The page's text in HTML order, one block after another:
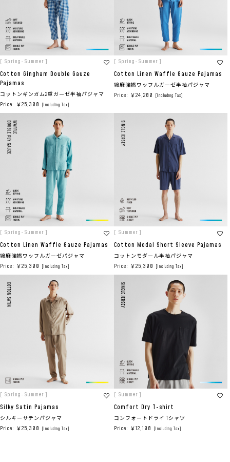
[ Spring-Summer ]
Cotton Gingham Double Gauze
Pajamas
コットンギンガム2重ガーゼ半袖パジャマ
Price: ￥25,300
[Including Tax]
[ Spring-Summer ]
Cotton Linen Waffle Gauze Pajamas
綿麻強撚ワッフルガーゼ半袖パジャマ
Price: ￥24,200
[Including Tax]
[ Spring-Summer ]
Cotton Linen Waffle Gauze Pajamas
綿麻強撚ワッフルガーゼパジャマ
Price: ￥25,300
[Including Tax]
[ Summer ]
Cotton Modal Short Sleeve Pajamas
コットンモダール半袖パジャマ
Price: ￥25,300
[Including Tax]
[ Spring-Summer ]
Silky Satin Pajamas
シルキーサテンパジャマ
Price: ￥25,300
[Including Tax]
[ Summer ]
Comfort Dry T-shirt
コンフォートドライ Tシャツ
Price: ￥12,100
[Including Tax]